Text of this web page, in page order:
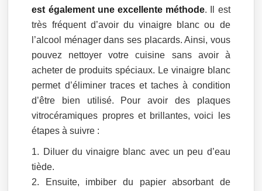
est également une excellente méthode. Il est
très fréquent d’avoir du vinaigre blanc ou de
l’alcool ménager dans ses placards. Ainsi, vous
pouvez nettoyer votre cuisine sans avoir à
acheter de produits spéciaux. Le vinaigre blanc
permet d’éliminer traces et taches à condition
d’être bien utilisé. Pour avoir des plaques
vitrocéramiques propres et brillantes, voici les
étapes à suivre :
Diluer du vinaigre blanc avec un peu d’eau
tiède.
Ensuite, imbiber du papier absorbant de